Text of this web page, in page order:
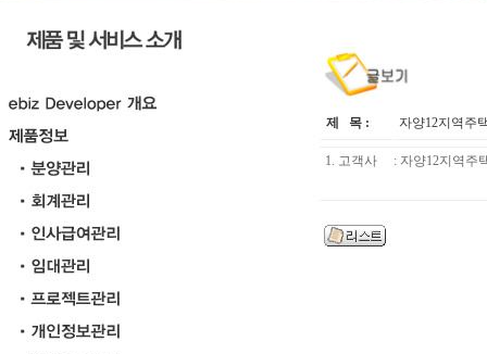
제 목 : 자양12지역주
1. 고객사 : 자양12지역주